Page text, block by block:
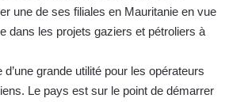
une de ses filiales en Mauritanie en vue
dans les projets gaziers et pétroliers à
d’une grande utilité pour les opérateurs
Le pays est sur le point de démarrer